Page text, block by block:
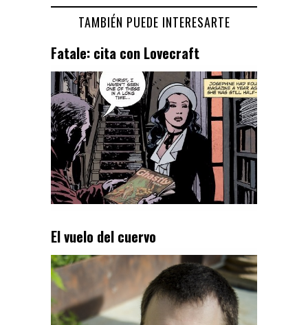
TAMBIÉN PUEDE INTERESARTE
Fatale: cita con Lovecraft
El vuelo del cuervo